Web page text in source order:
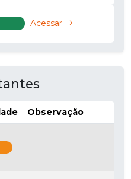
Acessar
Observação